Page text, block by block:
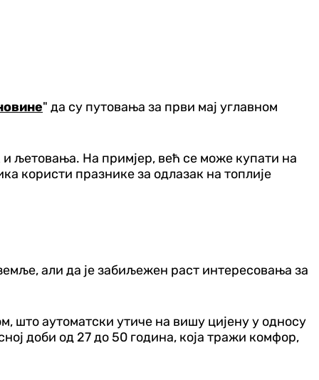
" да су путовања за први мај углавном
љетовања. На примјер, већ се може купати на
користи празнике за одлазак на топлије
али да је забиљежен раст интересовања за
што аутоматски утиче на вишу цијену у односу
доби од 27 до 50 година, која тражи комфор,